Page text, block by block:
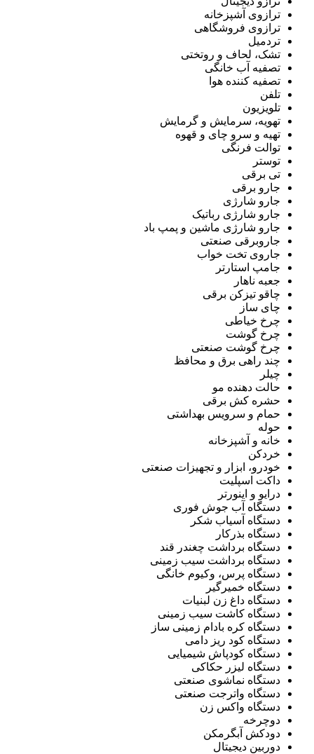
ترازوی آشپزخانه
ترازوی فروشگاهی
تردمیل
تشک، لحاف و روتختی
تصفیه آب خانگی
تصفیه کننده هوا
تلفن
تلویزیون
تهویه، سرمایش و گرمایش
تهیه و سرو چای و قهوه
توالت فرنگی
توستر
تی برقی
جارو برقی
جارو شارژی
جارو شارژی رباتیک
جارو شارژی ماشین و پمپ باد
جاروبرقی صنعتی
جاروی تخت خواب
جامپ استارتر
جعبه ناهار
چاقو تیزکن برقی
چای ساز
چرخ خیاطی
چرخ گوشت
چرخ گوشت صنعتی
چند راهی برق و محافظ
چیلر
حالت دهنده مو
حشره کش برقی
حمام و سرویس بهداشتی
حوله
خانه و آشپزخانه
خردکن
خودرو، ابزار و تجهیزات صنعتی
داکت اسپلیت
درایو و اینورتر
دستگاه آب جوش فوری
دستگاه آسیاب شکر
دستگاه بذرکار
دستگاه برداشت چغندر قند
دستگاه برداشت سیب زمینی
دستگاه پرس، وکیوم خانگی
دستگاه خمیرگیر
دستگاه داغ زن لبنیات
دستگاه کاشت سیب زمینی
دستگاه کره بادام زمینی ساز
دستگاه کود ریز دامی
دستگاه کودپاش شیمیایی
دستگاه لیزر حکاکی
دستگاه نماشوی صنعتی
دستگاه واترجت صنعتی
دستگاه واکس زن
دوچرخه
دودکش آبگرمکن
دوربین دیجیتال